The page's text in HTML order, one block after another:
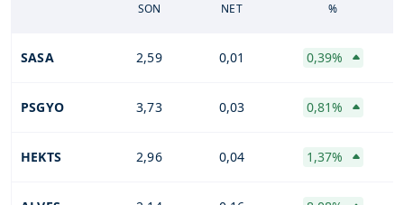
SON NET %
SASA 2,59 0,01 0,39%
PSGYO 3,73 0,03 0,81%
HEKTS 2,96 0,04 1,37%